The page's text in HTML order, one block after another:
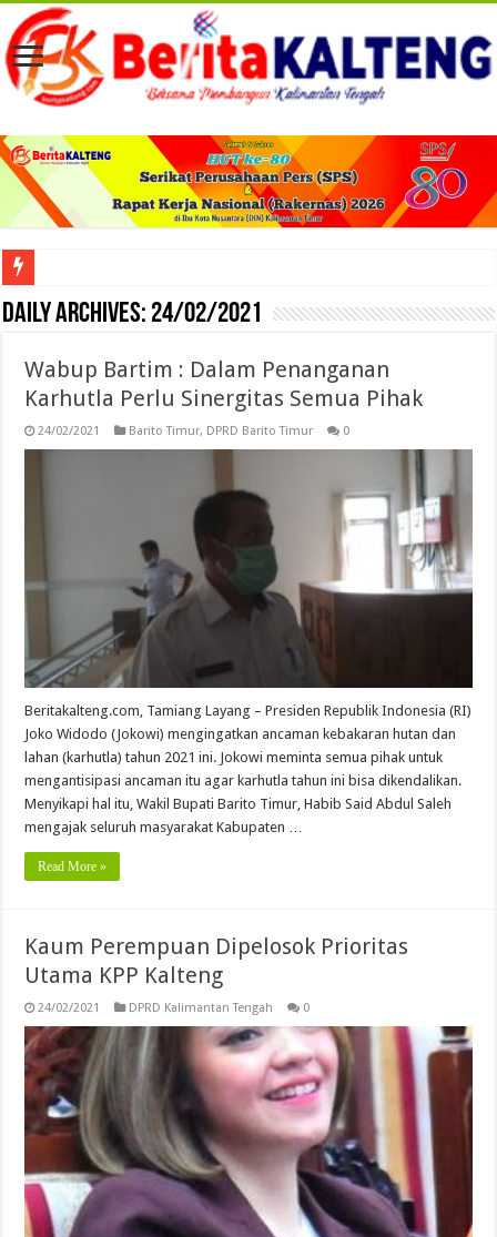
Viral! Selama Dua Bulan Lebih Siltap Serta Tunjangan Pemdes dan BPD di
Daily Archives: 24/02/2021
Wabup Bartim : Dalam Penanganan
Karhutla Perlu Sinergitas Semua Pihak
24/02/2021 Barito Timur, DPRD Barito Timur 0
Beritakalteng.com, Tamiang Layang – Presiden Republik Indonesia (RI)
Joko Widodo (Jokowi) mengingatkan ancaman kebakaran hutan dan
lahan (karhutla) tahun 2021 ini. Jokowi meminta semua pihak untuk
mengantisipasi ancaman itu agar karhutla tahun ini bisa dikendalikan.
Menyikapi hal itu, Wakil Bupati Barito Timur, Habib Said Abdul Saleh
mengajak seluruh masyarakat Kabupaten …
Read More »
Kaum Perempuan Dipelosok Prioritas
Utama KPP Kalteng
24/02/2021 DPRD Kalimantan Tengah 0